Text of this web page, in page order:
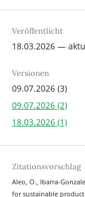
Veröffentlicht
18.03.2026 —
Versionen
09.07.2026 (3)
09.07.2026 (2)
18.03.2026 (1)
Zitationsvorschlag
Aleo, O., Ibarra-
for sustainable